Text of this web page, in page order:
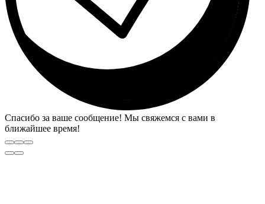
Спасибо за ваше сообщение! Мы свяжемся с вами в
ближайшее время!